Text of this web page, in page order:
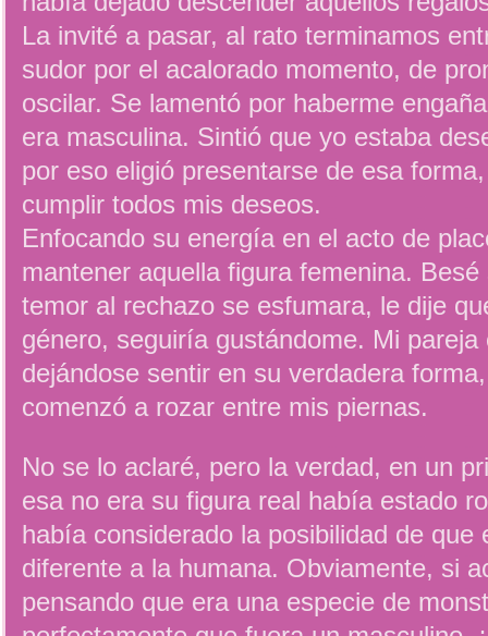
La invité a pasar, al rato terminamos
sudor por el acalorado momento, de
oscilar. Se lamentó por haberme
era masculina. Sintió que yo estaba
por eso eligió presentarse de esa
cumplir todos mis deseos.
Enfocando su energía en el acto de
mantener aquella figura femenina.
temor al rechazo se esfumara, le dije
género, seguiría gustándome. Mi
dejándose sentir en su verdadera
comenzó a rozar entre mis piernas.
No se lo aclaré, pero la verdad, en un
esa no era su figura real había estado
había considerado la posibilidad de que
diferente a la humana. Obviamente, si
pensando que era una especie de